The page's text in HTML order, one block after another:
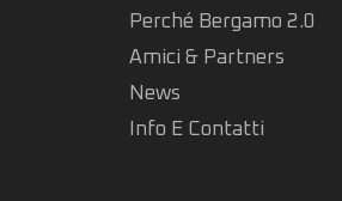
Perché Bergamo 2.0
Amici & Partners
News
Info E Contatti